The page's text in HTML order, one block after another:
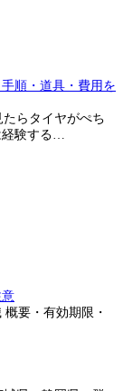
順・道具・費用を
たらタイヤがぺち
経験する…
要・有効期限・